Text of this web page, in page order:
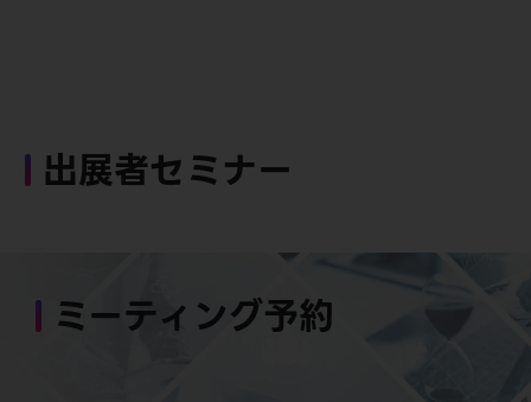
出展者セミナー
ミーティング予約